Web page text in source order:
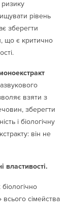
рівень
зберегти
що є критично
взяти з
зберегти
і біологічну
він не
властивості.
сімейства